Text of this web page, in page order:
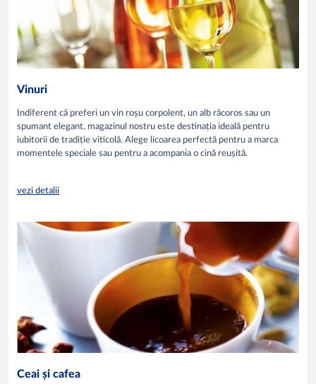
Vinuri
Indiferent că preferi un vin roșu corpolent, un alb răcoros sau un
spumant elegant, magazinul nostru este destinația ideală pentru
iubitorii de tradiție viticolă. Alege licoarea perfectă pentru a marca
momentele speciale sau pentru a acompania o cină reușită.
vezi detalii
Ceai și cafea